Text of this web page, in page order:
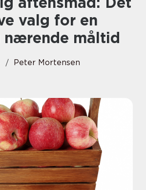
valg for en
nærende måltid
Peter Mortensen